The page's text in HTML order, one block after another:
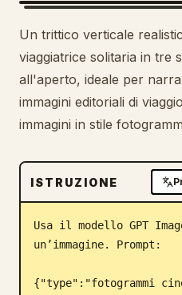
Prompt
Prezzi
Scarica
Blog
Aggiornamenti
Un trittico verticale
viaggiatrice solitaria in tre
all'aperto, ideale per
immagini editoriali di
immagini in stile
ISTRUZIONE
Usa il modello GPT
un’immagine. Prompt:
{"type":"fotogrammi